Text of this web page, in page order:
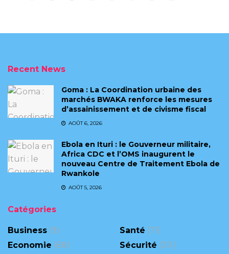
Recent News
Goma : La Coordination urbaine des
marchés BWAKA renforce les mesures
d’assainissement et de civisme fiscal
AOÛT 6, 2026
Ebola en Ituri : le Gouverneur militaire,
Africa CDC et l’OMS inaugurent le
nouveau Centre de Traitement Ebola de
Rwankole
AOÛT 5, 2026
Catégories
Business (9)
Economie (88)
Santé (71)
Sécurité (311)